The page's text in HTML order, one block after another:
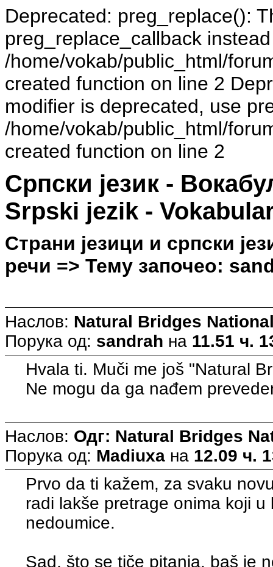
Deprecated: preg_replace():
preg_replace_callback
/home/vokab/public_html/
created function on line 2
modifier is deprecated, use
/home/vokab/public_html/
created function on line 2
Српски језик -
Srpski jezik -
Страни језици и српски
речи => Тему започео:
Наслов: Natural Bridges
Порука од: sandrah на 11.51 ч.
Hvala ti. Muči me još "Natural
Ne mogu da ga nađem
Наслов: Одг: Natural Bridges
Порука од: Madiuxa на 12.09 ч.
Prvo da ti kažem, za svaku
radi lakše pretrage onima koji
nedoumice.
Sad, što se tiče pitanja, baš je